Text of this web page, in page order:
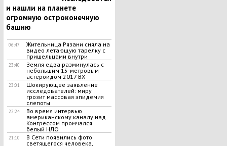
и нашли на планете
огромную остроконечную
башню
06:47
Жительница Рязани сняла на
видео летающую тарелку с
пришельцами внутри
23:40
Земля едва разминулась с
небольшим 15-метровым
астероидом 2017 BX
23:01
Шокирующее заявление
исследователей: миру
грозит массовая эпидемия
слепоты
22:24
Во время интервью
американскому каналу над
Конгрессом промчался
белый НЛО
21:10
В Сети появились фото
светящегося человека,